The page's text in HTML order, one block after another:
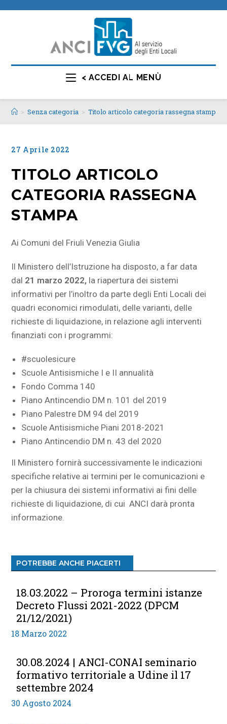
< ACCEDI AL MENÙ
> Senza categoria > Titolo articolo categoria rassegna stampa
27 Aprile 2022
TITOLO ARTICOLO
CATEGORIA RASSEGNA
STAMPA
Ai Comuni del Friuli Venezia Giulia
Il Ministero dell’Istruzione ha disposto, a far data
dal 21 marzo 2022, la riapertura dei sistemi
informativi per l’inoltro da parte degli Enti Locali dei
quadri economici rimodulati, delle varianti, delle
richieste di liquidazione, in relazione agli interventi
finanziati con i programmi:
#scuolesicure
Scuole Antisismiche I e II annualità
Fondo Comma 140
Piano Antincendio DM n. 101 del 2019
Piano Palestre DM 94 del 2019
Scuole Antisismiche Piani 2018-2021
Piano Antincendio DM n. 43 del 2020
Il Ministero fornirà successivamente le indicazioni
specifiche relative ai termini per le comunicazioni e
per la chiusura dei sistemi informativi ai fini delle
richieste di liquidazione, di cui ANCI darà pronta
informazione.
POTREBBE ANCHE PIACERTI
18.03.2022 – Proroga termini istanze
Decreto Flussi 2021-2022 (DPCM
21/12/2021)
18 Marzo 2022
30.08.2024 | ANCI-CONAI seminario
formativo territoriale a Udine il 17
settembre 2024
30 Agosto 2024